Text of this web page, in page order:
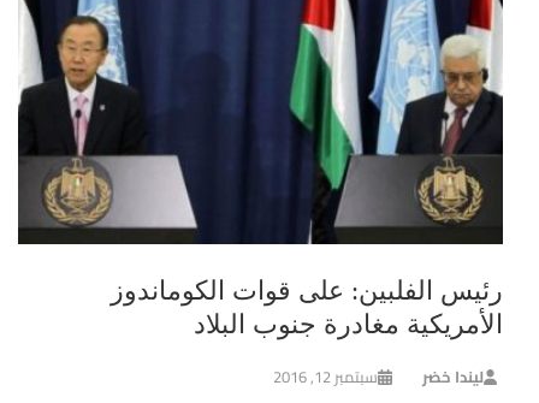
رئيس الفلبين: على قوات الكوماندوز
الأمريكية مغادرة جنوب البلاد
ليندا خضر سبتمبر 12, 2016